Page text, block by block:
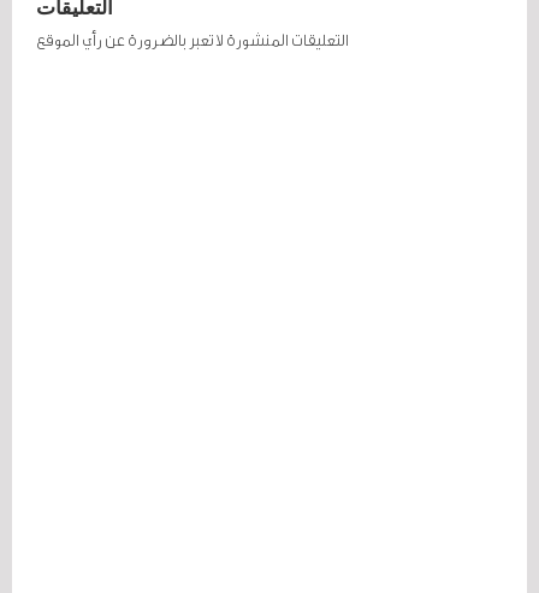
التعليقات
التعليقات المنشورة لا تعبر بالضرورة عن رأي الموقع